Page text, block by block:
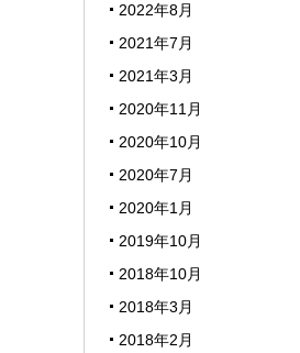
2022年8月
2021年7月
2021年3月
2020年11月
2020年10月
2020年7月
2020年1月
2019年10月
2018年10月
2018年3月
2018年2月